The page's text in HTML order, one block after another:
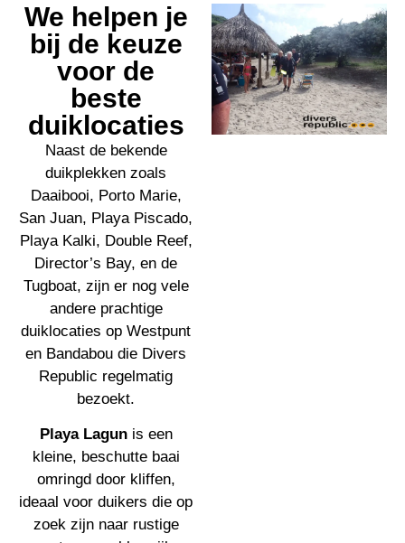
We helpen je
bij de keuze
voor de
beste
duiklocaties
Naast de bekende
duikplekken zoals
Daaibooi, Porto Marie,
San Juan, Playa Piscado,
Playa Kalki, Double Reef,
Director’s Bay, en de
Tugboat, zijn er nog vele
andere prachtige
duiklocaties op Westpunt
en Bandabou die Divers
Republic regelmatig
bezoekt.
Playa Lagunis een
kleine, beschutte baai
omringd door kliffen,
ideaal voor duikers die op
zoek zijn naar rustige